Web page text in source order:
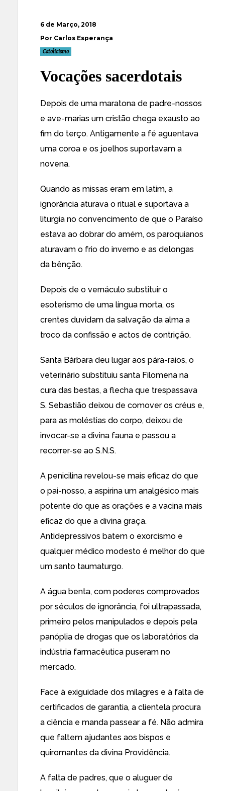
6 de Março, 2018
Por Carlos Esperança
Catolicismo
Vocações sacerdotais
Depois de uma maratona de padre-nossos
e ave-marias um cristão chega exausto ao
fim do terço. Antigamente a fé aguentava
uma coroa e os joelhos suportavam a
novena.
Quando as missas eram em latim, a
ignorância aturava o ritual e suportava a
liturgia no convencimento de que o Paraíso
estava ao dobrar do amém, os paroquianos
aturavam o frio do inverno e as delongas
da bênção.
Depois de o vernáculo substituir o
esoterismo de uma língua morta, os
crentes duvidam da salvação da alma a
troco da confissão e actos de contrição.
Santa Bárbara deu lugar aos pára-raios, o
veterinário substituiu santa Filomena na
cura das bestas, a flecha que trespassava
S. Sebastião deixou de comover os créus e,
para as moléstias do corpo, deixou de
invocar-se a divina fauna e passou a
recorrer-se ao S.N.S.
A penicilina revelou-se mais eficaz do que
o pai-nosso, a aspirina um analgésico mais
potente do que as orações e a vacina mais
eficaz do que a divina graça.
Antidepressivos batem o exorcismo e
qualquer médico modesto é melhor do que
um santo taumaturgo.
A água benta, com poderes comprovados
por séculos de ignorância, foi ultrapassada,
primeiro pelos manipulados e depois pela
panóplia de drogas que os laboratórios da
indústria farmacêutica puseram no
mercado.
Face à exiguidade dos milagres e à falta de
certificados de garantia, a clientela procura
a ciência e manda passear a fé. Não admira
que faltem ajudantes aos bispos e
quiromantes da divina Providência.
A falta de padres, que o aluguer de